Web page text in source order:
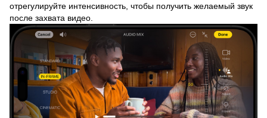
отрегулируйте интенсивность, чтобы получить желаемый звук
после захвата видео.